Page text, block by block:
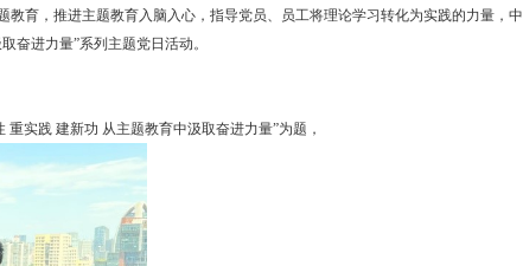
育，推进主题教育入脑入心，指导党员、员工将理论学习转化为实践的力量，中
奋进力量”系列主题党日活动。
实践 建新功 从主题教育中汲取奋进力量”为题，